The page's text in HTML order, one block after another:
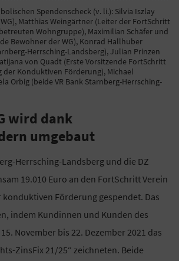
Spendenscheck (v. li.): Silvia Iszlay
Matthias Weingärtner (Leiter der FortSchritt
Wohngruppe), Maximilian Schäfer und
Bewohner der WG), Konrad Hallhuber
Herrsching-Landsberg), Julian Prinzen
von Quadt (Erste Vorsitzende FortSchritt
der Konduktiven Förderung), Michael
Orbig (beide VR Bank Starnberg-Herrsching-
wird dank
umgebaut
Herrsching-Landsberg und die DZ
19.010 Euro an den FortSchritt Verein
Förderung gespendet. Das
indem Kundinnen und Kunden des
November bis 22. Dezember 2021 das
ZinsFix 21/25“ zeichneten. Beide